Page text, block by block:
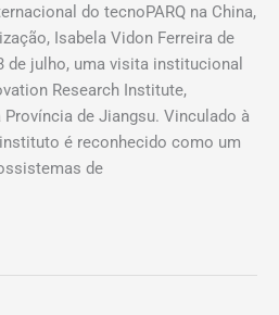
do tecnoPARQ na China,
Isabela Vidon Ferreira de
de julho, uma visita institucional
Research Institute,
Província de Jiangsu. Vinculado à
é reconhecido como um
de